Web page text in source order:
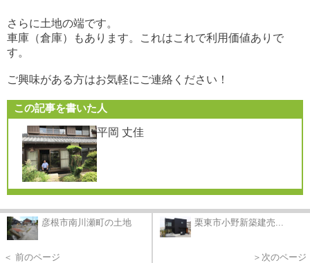
さらに土地の端です。
車庫（倉庫）もあります。これはこれで利用価値ありで
す。
ご興味がある方はお気軽にご連絡ください！
この記事を書いた人
平岡 丈佳
彦根市南川瀬町の土地
＜ 前のページ
栗東市小野新築建売...
＞次のページ